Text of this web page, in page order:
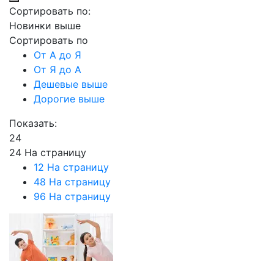
Сортировать по:
Новинки выше
Сортировать по
От А до Я
От Я до А
Дешевые выше
Дорогие выше
Показать:
24
24 На страницу
12 На страницу
48 На страницу
96 На страницу